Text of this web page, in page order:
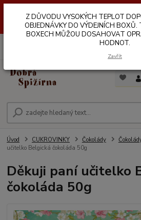
VÝDEJNÍCH BOXŮ. TEPLOTA V TĚCHTO
OPRAVDU EXTRÉMNÍCH
Úvod CUKROVINKY Čokolády
učitelko Belgická čokoláda 50g
Děkuji paní učitelko
čokoláda 50g
Z DŮVODU VYSOKÝCH TEPLOT
OBJEDNÁVKY DO VÝDEJNÍCH
BOXECH MŮŽOU DOSAHOVAT
HODNOT.
Zavřít